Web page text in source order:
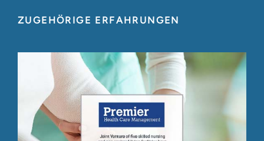
ZUGEHÖRIGE ERFAHRUNGEN